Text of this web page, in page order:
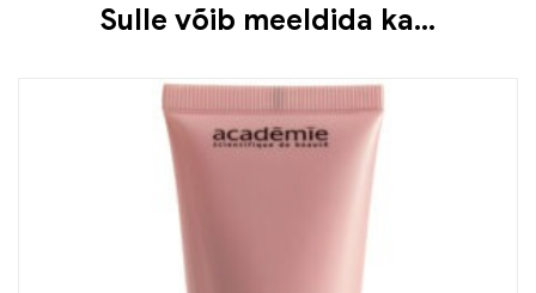
Sulle võib meeldida ka…